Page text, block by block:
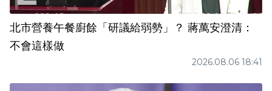
北市營養午餐廚餘「研議給弱勢」？ 蔣萬安澄清：
不會這樣做
2026.08.06 18:41